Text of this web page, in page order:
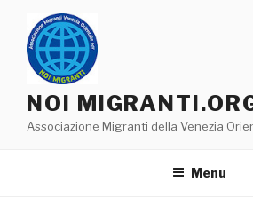
contenuto
NOI
Associazione Migranti della Venezia
Menu